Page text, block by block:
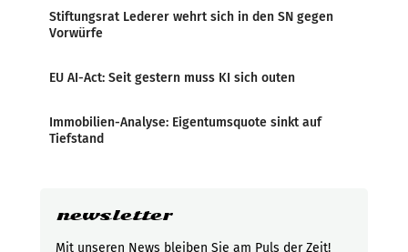
Stiftungsrat Lederer wehrt sich in den SN gegen
Vorwürfe
EU AI-Act: Seit gestern muss KI sich outen
Immobilien-Analyse: Eigentumsquote sinkt auf
Tiefstand
newsletter
Mit unseren News bleiben Sie am Puls der Zeit!